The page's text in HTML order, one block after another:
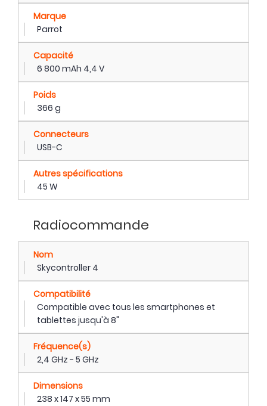
Marque
Parrot
Capacité
6 800 mAh 4,4 V
Poids
366 g
Connecteurs
USB-C
Autres spécifications
45 W
Radiocommande
Nom
Skycontroller 4
Compatibilité
Compatible avec tous les smartphones et
tablettes jusqu'à 8"
Fréquence(s)
2,4 GHz - 5 GHz
Dimensions
238 x 147 x 55 mm